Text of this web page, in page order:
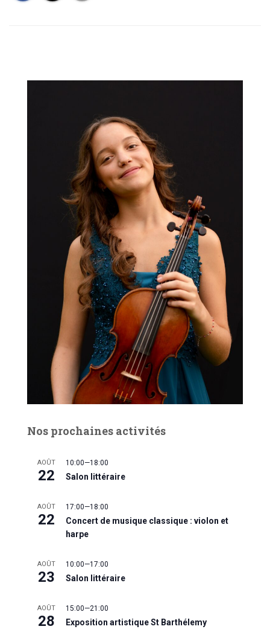
Nos prochaines activités
AOÛT
22
10:00—18:00
Salon littéraire
AOÛT
22
17:00—18:00
Concert de musique classique : violon et
harpe
AOÛT
23
10:00—17:00
Salon littéraire
AOÛT
28
15:00—21:00
Exposition artistique St Barthélemy